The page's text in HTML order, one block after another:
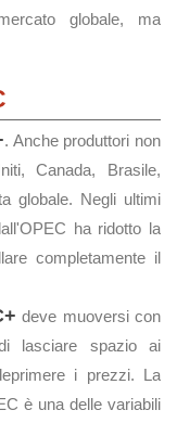
globale, ma
. Anche produttori non
Canada, Brasile,
globale. Negli ultimi
ha ridotto la
completamente il
deve muoversi con
lasciare spazio ai
i prezzi. La
è una delle variabili